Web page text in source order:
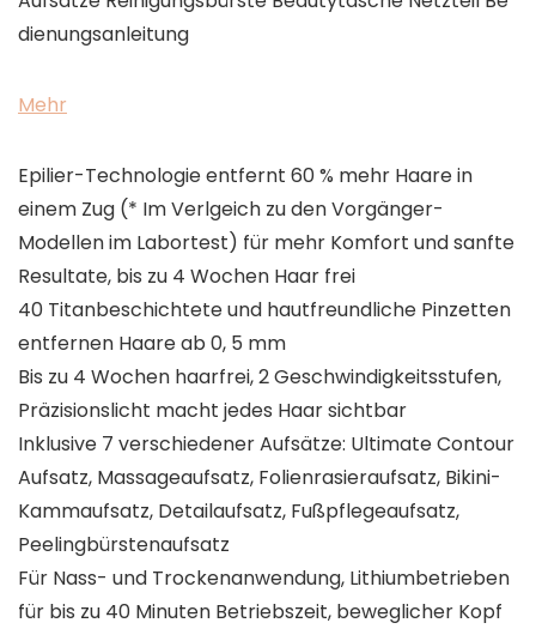
dienungsanleitung
Mehr
Epilier-Technologie entfernt 60 % mehr Haare in
einem Zug (* Im Verlgeich zu den Vorgänger-
Modellen im Labortest) für mehr Komfort und sanfte
Resultate, bis zu 4 Wochen Haar frei
40 Titanbeschichtete und hautfreundliche Pinzetten
entfernen Haare ab 0, 5 mm
Bis zu 4 Wochen haarfrei, 2 Geschwindigkeitsstufen,
Präzisionslicht macht jedes Haar sichtbar
Inklusive 7 verschiedener Aufsätze: Ultimate Contour
Aufsatz, Massageaufsatz, Folienrasieraufsatz, Bikini-
Kammaufsatz, Detailaufsatz, Fußpflegeaufsatz,
Peelingbürstenaufsatz
Für Nass- und Trockenanwendung, Lithiumbetrieben
für bis zu 40 Minuten Betriebszeit, beweglicher Kopf